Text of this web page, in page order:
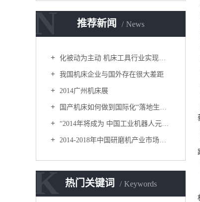
推荐新闻 News
N
化被动为主动 机床工具行业实现新突破
我国机床企业与国外存在很大差距
2014广州机床展
国产机床如何做到国际化“落地生根”？
“2014年将成为 中国工业机器人元年”
2014-2018年中国研磨机产业市场供需分析及投资潜力研究咨询报告
热门关键词 Keywords
K